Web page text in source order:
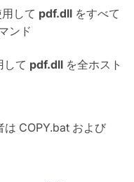
して pdf.dll をすべて
ンド
して pdf.dll を全ホスト
は COPY.bat および